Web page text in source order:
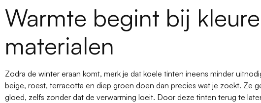
Warmte begint bij
materialen
Zodra de winter eraan komt, merk je dat koele tinten ineens minder
beige, roest, terracotta en diep groen doen dan precies wat je zoekt. Ze
gloed, zelfs zonder dat de verwarming loeit. Door deze tinten terug te